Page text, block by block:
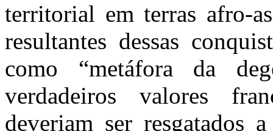
territorial em terras afro-
resultantes dessas
como “metáfora da
verdadeiros valores
deveriam ser resgatados